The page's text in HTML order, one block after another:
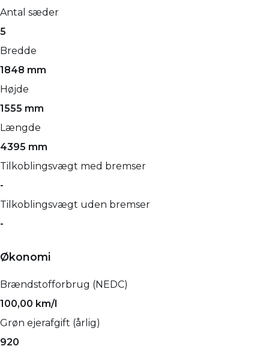
Antal sæder
5
Bredde
1848 mm
Højde
1555 mm
Længde
4395 mm
Tilkoblingsvægt med bremser
-
Tilkoblingsvægt uden bremser
-
Økonomi
Brændstofforbrug (NEDC)
100,00 km/l
Grøn ejerafgift (årlig)
920